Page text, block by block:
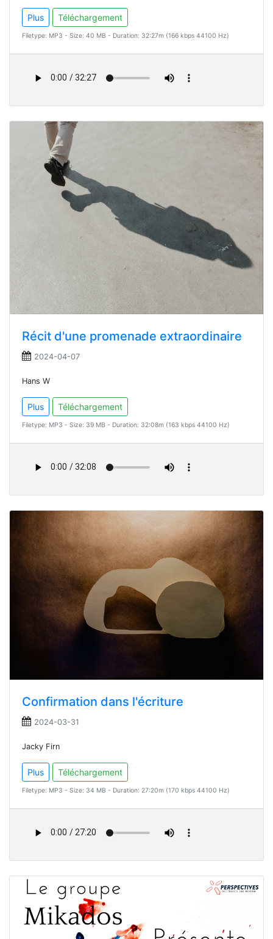
Plus Téléchargement
Filetype: MP3 - Size: 40 MB - Duration: 32:27m (166 kbps 44100 Hz)
Récit d'une promenade extraordinaire
2024-04-07
Hans W
Plus Téléchargement
Filetype: MP3 - Size: 39 MB - Duration: 32:08m (163 kbps 44100 Hz)
Confirmation dans l'écriture
2024-03-31
Jacky Firn
Plus Téléchargement
Filetype: MP3 - Size: 34 MB - Duration: 27:20m (170 kbps 44100 Hz)